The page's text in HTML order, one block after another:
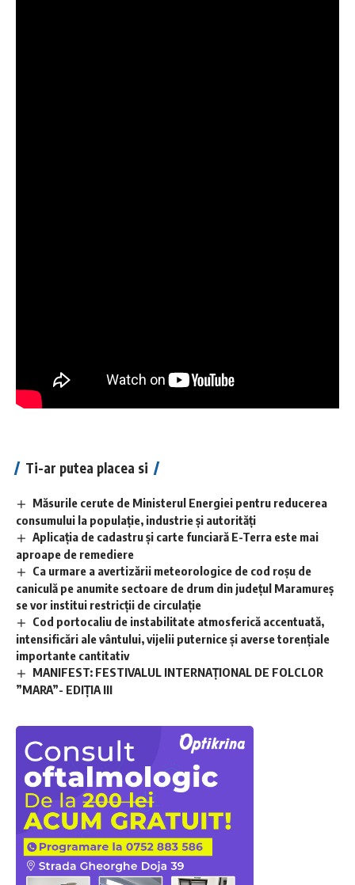
Ti-ar putea placea si
Măsurile cerute de Ministerul Energiei pentru reducerea
consumului la populație, industrie și autorități
Aplicaţia de cadastru şi carte funciară E-Terra este mai
aproape de remediere
Ca urmare a avertizării meteorologice de cod roșu de
caniculă pe anumite sectoare de drum din județul Maramureș
se vor institui restricții de circulație
Cod portocaliu de instabilitate atmosferică accentuată,
intensificări ale vântului, vijelii puternice și averse torențiale
importante cantitativ
MANIFEST: FESTIVALUL INTERNAȚIONAL DE FOLCLOR
”MARA”- EDIȚIA III